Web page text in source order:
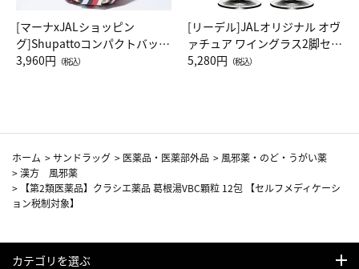
[マーナxJALショッピン
グ]Shupattoコンパクトバッグ
Drop JAL客室乗務員（LC）ス
3,960円 （税込）
[リーデル]JALオリジナル オヴ
ァチュア ワイングラス2脚セッ
ト（レッドワイン）
5,280円 （税込）
ホーム >サンドラッグ > 医薬品・医薬部外品 > 風邪薬・のど・うがい薬
>漢方 風邪薬
>
【第2類医薬品】クラシエ薬品 葛根湯VBC顆粒 12包 【セルフメディケーシ
ョン税制対象】
カテゴリを選ぶ